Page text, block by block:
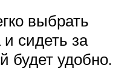
выбрать
сидеть за
будет удобно.